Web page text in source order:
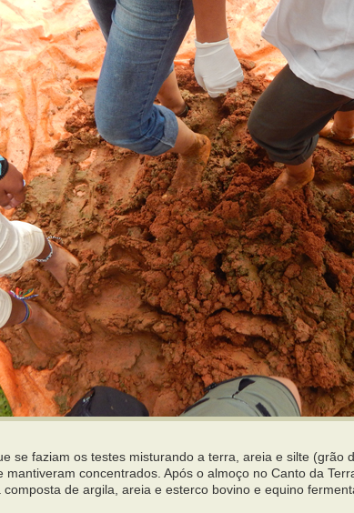
se faziam os testes misturando a terra, areia e silte (grão
mantiveram concentrados. Após o almoço no Canto da
de argila, areia e esterco bovino e equino